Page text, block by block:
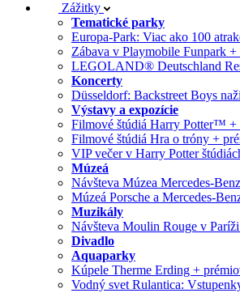
Zážitky
Tematické parky
Europa-Park: Viac ako 100
Zábava v Playmobile Funpark
LEGOLAND® Deutschland
Koncerty
Düsseldorf: Backstreet Boys
Výstavy a expozície
Filmové štúdiá Harry Potter™ +
Filmové štúdiá Hra o tróny +
VIP večer v Harry Potter
Múzeá
Návšteva Múzea Mercedes-
Múzeá Porsche a Mercedes-
Muzikály
Návšteva Moulin Rouge v
Divadlo
Aquaparky
Kúpele Therme Erding +
Vodný svet Rulantica: